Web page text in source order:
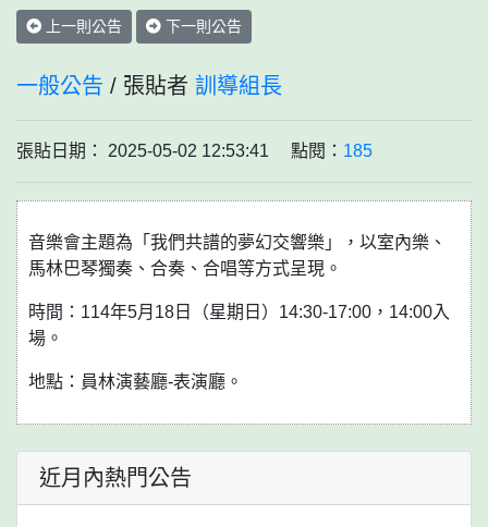
上一則公告 下一則公告
一般公告 / 張貼者 訓導組長
張貼日期： 2025-05-02 12:53:41 點閱： 185
音樂會主題為「我們共譜的夢幻交響樂」，以室內樂、
馬林巴琴獨奏、合奏、合唱等方式呈現。
時間：114年5月18日（星期日）14:30-17:00，14:00入
場。
地點：員林演藝廳-表演廳。
近月內熱門公告